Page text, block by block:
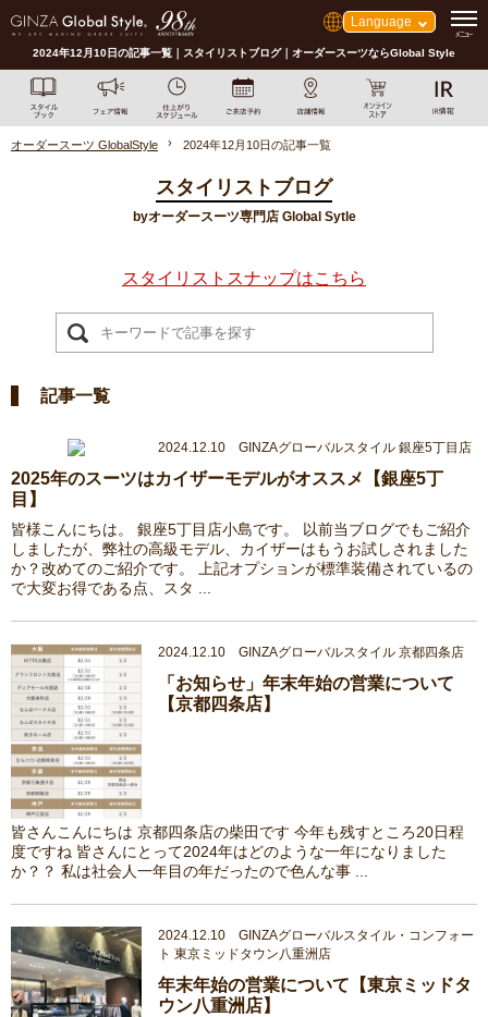
Language
2024年12月10日の記事一覧｜スタイリストブログ｜オーダースーツならGlobal Style
オーダースーツ GlobalStyle 2024年12月10日の記事一覧
スタイリストブログ
byオーダースーツ専門店 Global Sytle
スタイリストスナップはこちら
記事一覧
2024.12.10 GINZAグローバルスタイル 銀座5丁目店
2025年のスーツはカイザーモデルがオススメ【銀座5丁
目】
皆様こんにちは。 銀座5丁目店小島です。 以前当ブログでもご紹介
しましたが、弊社の高級モデル、カイザーはもうお試しされました
か？改めてのご紹介です。 上記オプションが標準装備されているの
で大変お得である点、スタ ...
2024.12.10 GINZAグローバルスタイル 京都四条店
「お知らせ」年末年始の営業について
【京都四条店】
皆さんこんにちは 京都四条店の柴田です 今年も残すところ20日程
度ですね 皆さんにとって2024年はどのような一年になりました
か？？ 私は社会人一年目の年だったので色んな事 ...
2024.12.10 GINZAグローバルスタイル・コンフォー
ト 東京ミッドタウン八重洲店
年末年始の営業について【東京ミッドタ
ウン八重洲店】